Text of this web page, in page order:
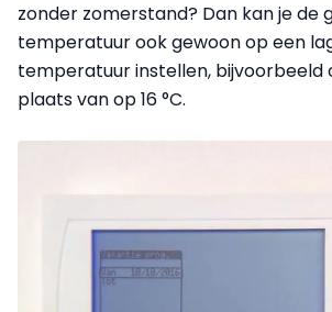
zonder zomerstand? Dan kan je de
temperatuur ook gewoon op een
temperatuur instellen, bijvoorbeeld
plaats van op 16 °C.